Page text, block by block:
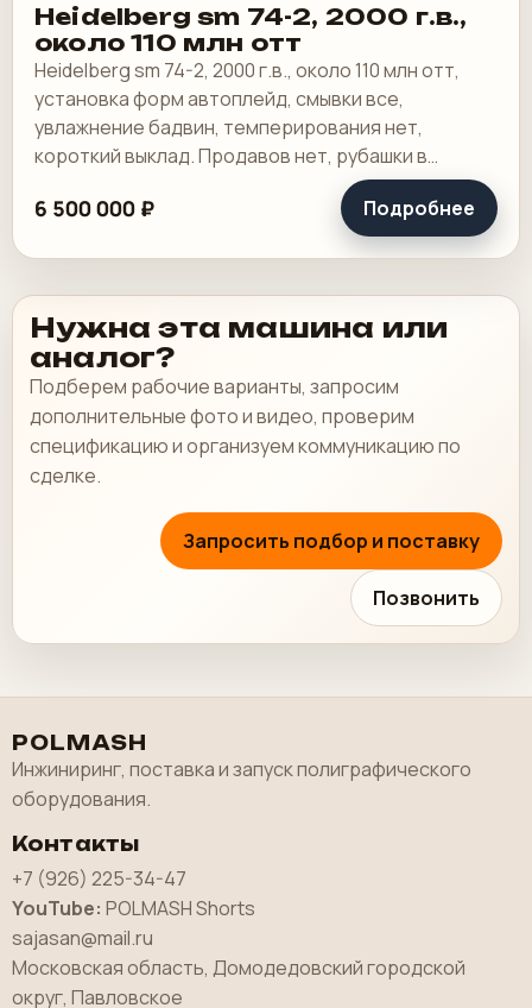
Heidelberg sm 74-2, 2000 г.в.,
около 110 млн отт
Heidelberg sm 74-2, 2000 г.в., около 110 млн отт,
установка форм автоплейд, смывки все,
увлажнение бадвин, темперирования нет,
короткий выклад. Продавов нет, рубашки в
хорошем состоянии, таскалки и цепи в хорошем.
6 500 000 ₽ Подробнее
Нужна эта машина или
аналог?
Подберем рабочие варианты, запросим
дополнительные фото и видео, проверим
спецификацию и организуем коммуникацию по
сделке.
Запросить подбор и поставку
Позвонить
POLMASH
Инжиниринг, поставка и запуск полиграфического
оборудования.
Контакты
+7 (926) 225-34-47
YouTube: POLMASH Shorts
sajasan@mail.ru
Московская область, Домодедовский городской
округ, Павловское